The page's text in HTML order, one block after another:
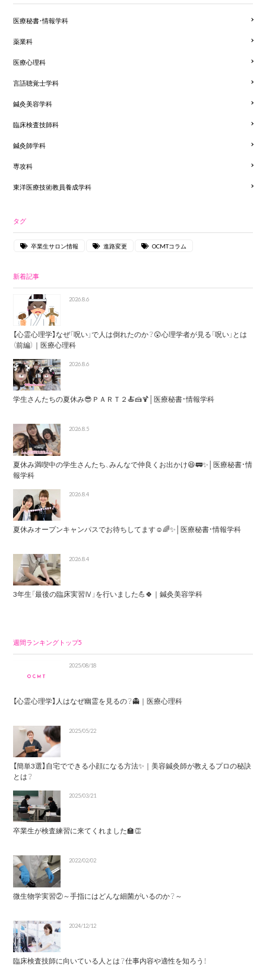
医療秘書・情報学科
薬業科
医療心理科
言語聴覚士学科
鍼灸美容学科
臨床検査技師科
鍼灸師学科
専攻科
東洋医療技術教員養成学科
タグ
卒業生サロン情報 進路変更 OCMTコラム
新着記事
2026.8.6
【心霊心理学】なぜ「呪い」で人は倒れたのか？😲心理学者が見る「呪い」とは
（前編）｜医療心理科
2026.8.6
学生さんたちの夏休み😎ＰＡＲＴ２🍝🍰🍹│医療秘書・情報学科
2026.8.5
夏休み満喫中の学生さんたち、みんなで仲良くお出かけ😆🚃✨│医療秘書・情
報学科
2026.8.4
夏休みオープンキャンパスでお待ちしてます☺️🌈✨│医療秘書・情報学科
2026.8.4
3年生「最後の臨床実習Ⅳ」を行いました💪🍀｜鍼灸美容学科
週間ランキングトップ5
2025/08/18
【心霊心理学】人はなぜ幽霊を見るの？👻｜医療心理科
2025/05/22
【簡単3選】自宅でできる小顔になる方法✨｜美容鍼灸師が教えるプロの秘訣
とは？
2025/03/21
卒業生が検査練習に来てくれました🏫👏
2022/02/02
微生物学実習②～手指にはどんな細菌がいるのか？～
2024/12/12
臨床検査技師に向いている人とは？仕事内容や適性を知ろう！